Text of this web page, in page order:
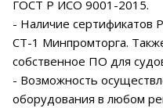
ГОСТ P ИСО 9001-2015.
- Наличие
СТ-1 Минпромторга.
собственное ПО для
- Возможность
оборудования в любом